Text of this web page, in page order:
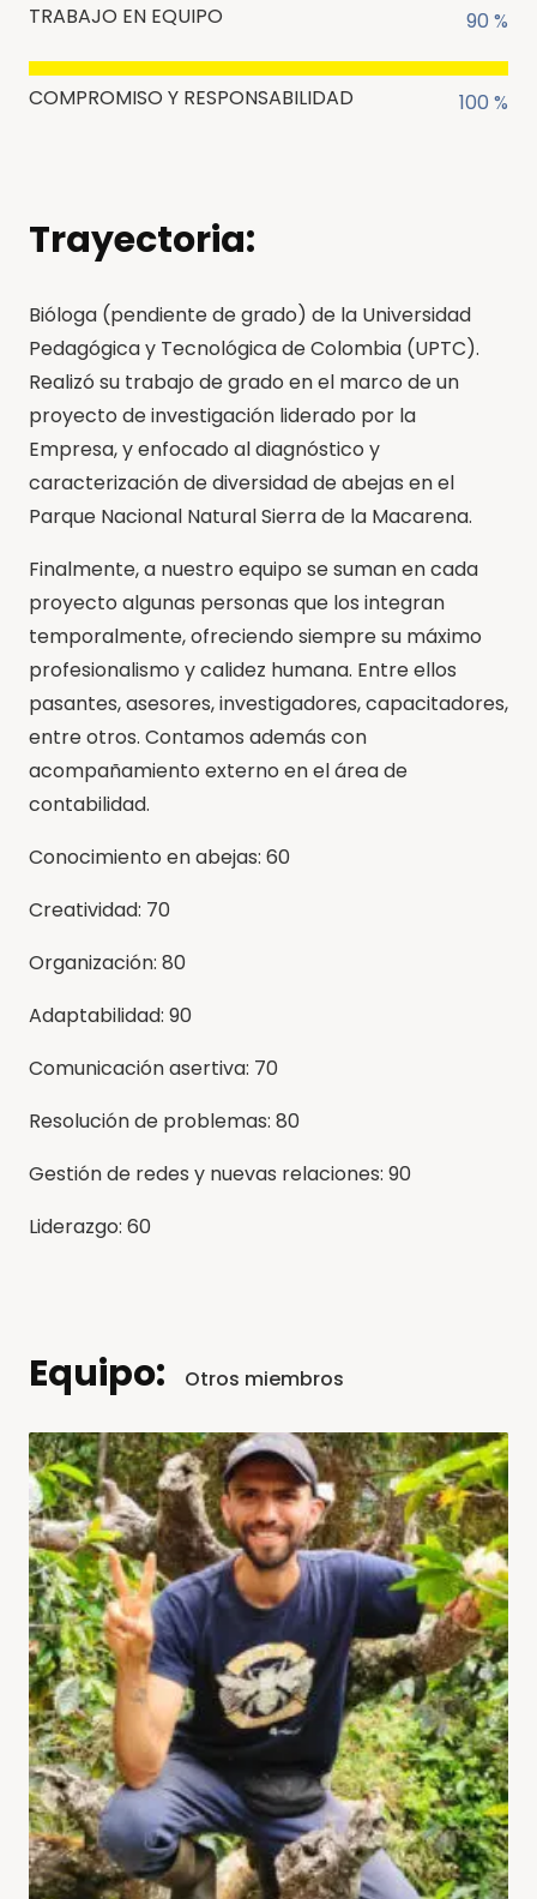
90 %
TRABAJO EN EQUIPO
100 %
COMPROMISO Y RESPONSABILIDAD
Trayectoria:
Bióloga (pendiente de grado) de la Universidad
Pedagógica y Tecnológica de Colombia (UPTC).
Realizó su trabajo de grado en el marco de un
proyecto de investigación liderado por la
Empresa, y enfocado al diagnóstico y
caracterización de diversidad de abejas en el
Parque Nacional Natural Sierra de la Macarena.
Finalmente, a nuestro equipo se suman en cada
proyecto algunas personas que los integran
temporalmente, ofreciendo siempre su máximo
profesionalismo y calidez humana. Entre ellos
pasantes, asesores, investigadores, capacitadores,
entre otros. Contamos además con
acompañamiento externo en el área de
contabilidad.
Conocimiento en abejas: 60
Creatividad: 70
Organización: 80
Adaptabilidad: 90
Comunicación asertiva: 70
Resolución de problemas: 80
Gestión de redes y nuevas relaciones: 90
Liderazgo: 60
Equipo: Otros miembros